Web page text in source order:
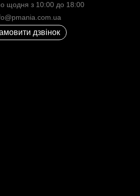
щодня з 10:00 до 18:00
дзвінок